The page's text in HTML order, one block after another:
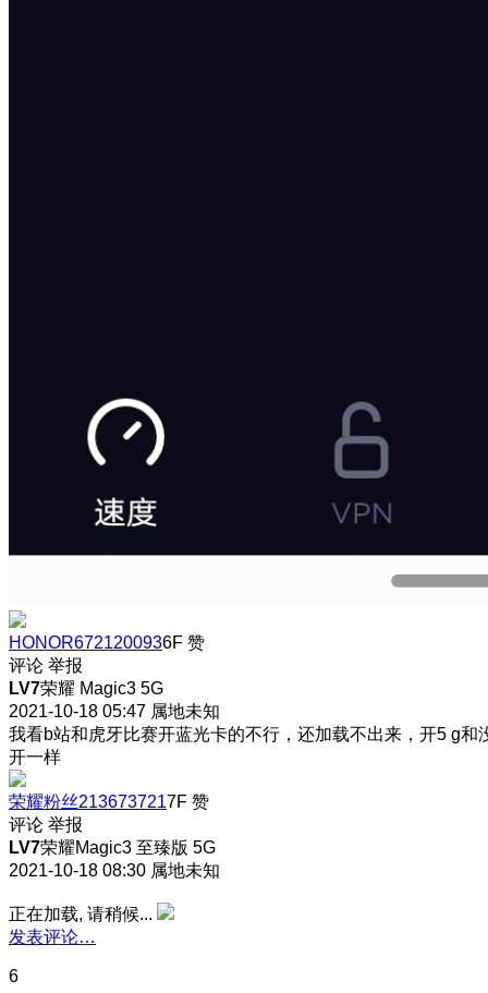
HONOR6721200936F 赞
评论 举报
LV7荣耀 Magic3 5G
2021-10-18 05:47 属地未知
我看b站和虎牙比赛开蓝光卡的不行，还加载不出来，开5 g和
开一样
荣耀粉丝2136737217F 赞
评论 举报
LV7荣耀Magic3 至臻版 5G
2021-10-18 08:30 属地未知
正在加载, 请稍候...
发表评论…
6